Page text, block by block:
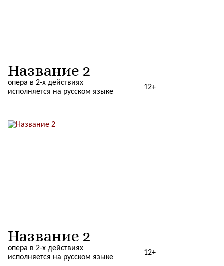
Название 2
опера в 2-х действиях
исполняется на русском языке
12+
Название 2
опера в 2-х действиях
исполняется на русском языке
12+